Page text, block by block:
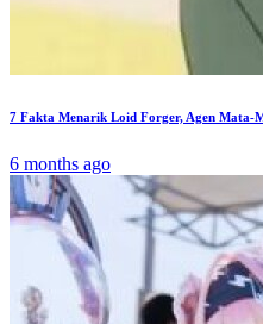
7 Fakta Menarik Loid Forger, Agen Mata-
6 months ago